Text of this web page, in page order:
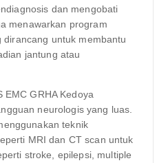
dan mengobati
menawarkan program
dirancang untuk membantu
jantung atau
EMC GRHA Kedoya
neurologis yang luas.
teknik
MRI dan CT scan untuk
stroke, epilepsi, multiple